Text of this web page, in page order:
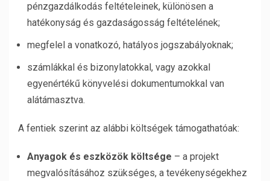
pénzgazdálkodás feltételeinek, különösen a
hatékonyság és gazdaságosság feltételének;
megfelel a vonatkozó, hatályos jogszabályoknak;
számlákkal és bizonylatokkal, vagy azokkal
egyenértékű könyvelési dokumentumokkal van
alátámasztva.
A fentiek szerint az alábbi költségek támogathatóak:
Anyagok és eszközök költsége – a projekt
megvalósításához szükséges, a tevékenységekhez